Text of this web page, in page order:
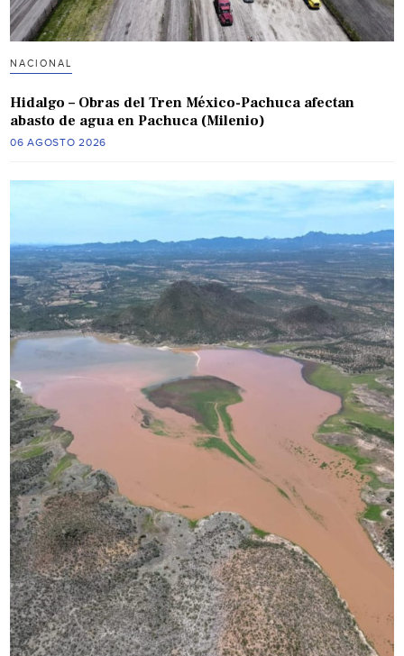
NACIONAL
Hidalgo – Obras del Tren México-Pachuca afectan
abasto de agua en Pachuca (Milenio)
06 AGOSTO 2026